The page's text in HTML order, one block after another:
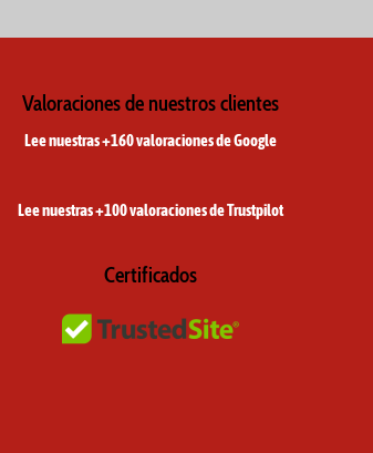
Valoraciones de nuestros clientes
Lee nuestras +160 valoraciones de Google
Lee nuestras +100 valoraciones de Trustpilot
Certificados